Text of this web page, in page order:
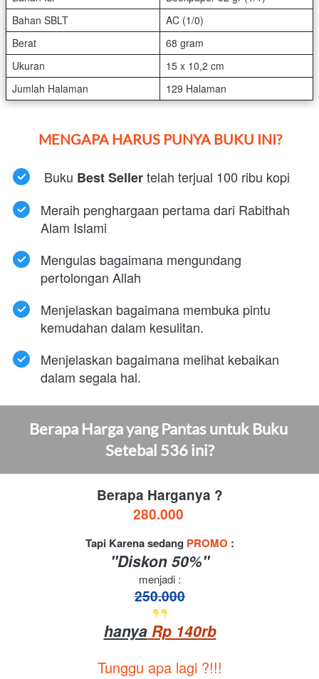
Bahan SBLT
AC (1/0)
Berat
68 gram
Ukuran
15 x 10,2 cm
Jumlah Halaman
129 Halaman
MENGAPA HARUS PUNYA BUKU INI?
Buku Best Seller telah terjual 100 ribu kopi
Meraih penghargaan pertama dari Rabithah
Alam Islami
Mengulas bagaimana mengundang
pertolongan Allah
Menjelaskan bagaimana membuka pintu
kemudahan dalam kesulitan.
Menjelaskan bagaimana melihat kebaikan
dalam segala hal.
Berapa Harga yang Pantas untuk Buku
Setebal 536 ini?
Berapa Harganya ?
280.000
Tapi Karena sedang PROMO :
"Diskon 50%"
menjadi :
250.000
hanya Rp 140rb
Tunggu apa lagi ?!!!